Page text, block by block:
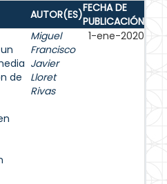
AUTOR(ES)FECHA DE
PUBLICACIÓN
de
Miguel
Francisco
Javier
Lloret
Rivas
1-ene-2020